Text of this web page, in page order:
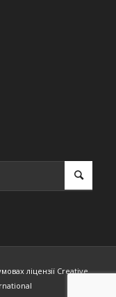
ліцензії Creative